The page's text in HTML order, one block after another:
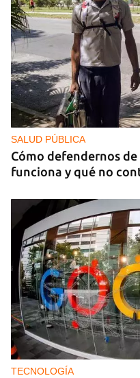
SALUD PÚBLICA
Cómo defendernos
funciona y qué no
TECNOLOGÍA